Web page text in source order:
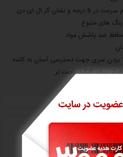
و نشان گر ال ای دی
های متنوع
ضد پاشش مواد
بردن سری جهت دسترسی آسان به کاسه
برای کارکرد راحت تر
رنگ های متنوع